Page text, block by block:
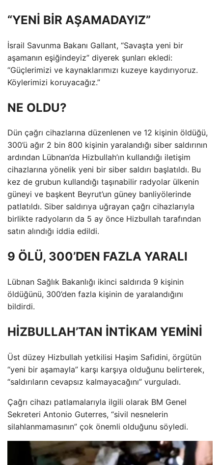
“YENİ BİR AŞAMADAYIZ”
İsrail Savunma Bakanı Gallant, “Savaşta yeni bir
aşamanın eşiğindeyiz” diyerek şunları ekledi:
“Güçlerimizi ve kaynaklarımızı kuzeye kaydırıyoruz.
Köylerimizi koruyacağız.”
NE OLDU?
Dün çağrı cihazlarına düzenlenen ve 12 kişinin öldüğü,
300’ü ağır 2 bin 800 kişinin yaralandığı siber saldırının
ardından Lübnan’da Hizbullah’ın kullandığı iletişim
cihazlarına yönelik yeni bir siber saldırı başlatıldı. Bu
kez de grubun kullandığı taşınabilir radyolar ülkenin
güneyi ve başkent Beyrut’un güney banliyölerinde
patlatıldı. Siber saldırıya uğrayan çağrı cihazlarıyla
birlikte radyoların da 5 ay önce Hizbullah tarafından
satın alındığı iddia edildi.
9 ÖLÜ, 300’DEN FAZLA YARALI
Lübnan Sağlık Bakanlığı ikinci saldırıda 9 kişinin
öldüğünü, 300’den fazla kişinin de yaralandığını
bildirdi.
HİZBULLAH’TAN İNTİKAM YEMİNİ
Üst düzey Hizbullah yetkilisi Haşim Safidini, örgütün
“yeni bir aşamayla” karşı karşıya olduğunu belirterek,
“saldırıların cevapsız kalmayacağını” vurguladı.
Çağrı cihazı patlamalarıyla ilgili olarak BM Genel
Sekreteri Antonio Guterres, “sivil nesnelerin
silahlanmamasının” çok önemli olduğunu söyledi.